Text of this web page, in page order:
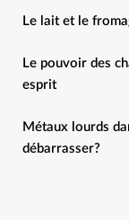
Le lait et le
Le pouvoir des
esprit
Métaux lourds
débarrasser?